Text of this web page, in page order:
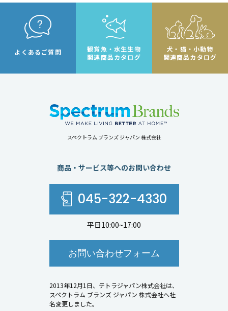
よくあるご質問
観賞魚・水生生物
関連商品カタログ
犬・猫・小動物
関連商品カタログ
スペクトラム ブランズ ジャパン 株式会社
商品・サービス等へのお問い合わせ
045-322-4330
平日10:00~17:00
お問い合わせフォーム
2013年12月1日、テトラジャパン株式会社は、
スペクトラム ブランズ ジャパン 株式会社へ社
名変更しました。